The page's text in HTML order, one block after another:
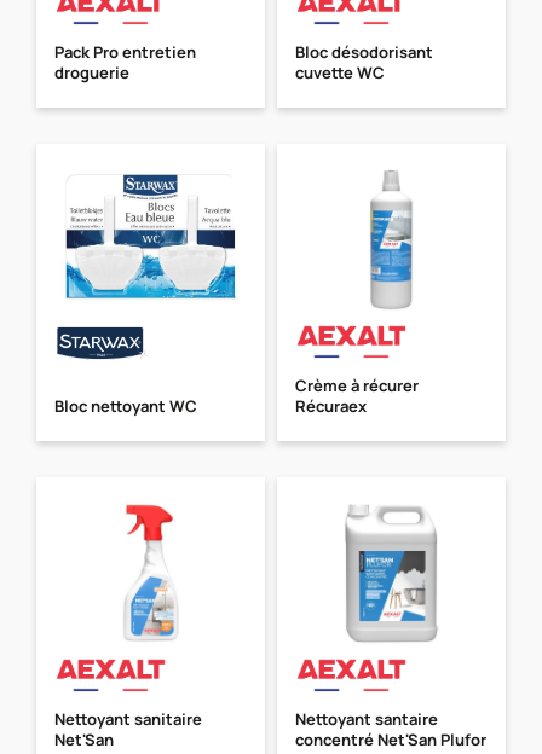
Pack Pro entretien
droguerie
Bloc désodorisant
cuvette WC
Bloc nettoyant WC
Crème à récurer
Récuraex
Nettoyant sanitaire
Net'San
Nettoyant santaire
concentré Net'San Plufor